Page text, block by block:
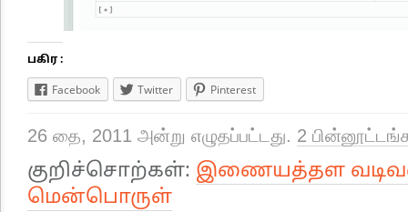
பகிர :
Facebook Twitter Pinterest
26 தை, 2011 அன்று எழுதப்பட்டது. 2
குறிச்சொற்கள்: இணையத்தள
மென்பொருள்